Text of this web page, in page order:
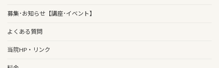
募集･お知らせ【講座･イベント】
よくある質問
当院HP・リンク